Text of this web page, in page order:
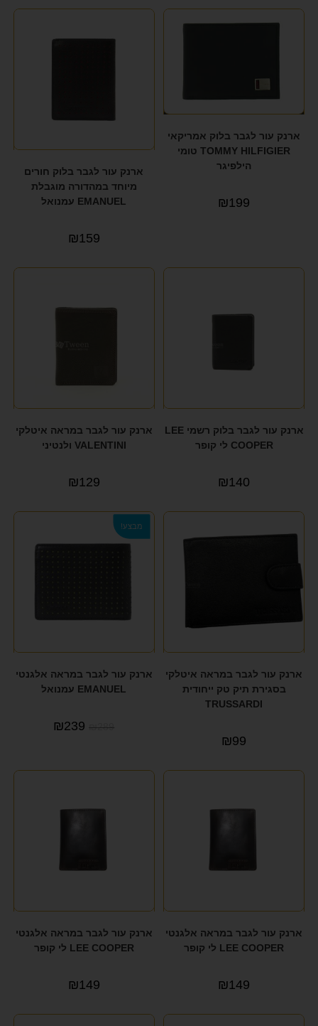
ארנק עור לגבר בלוק אמריקאי
TOMMY HILFIGIER טומי
הילפיגר
₪199
ארנק עור לגבר בלוק חורים
מיוחד במהדורה מוגבלת
EMANUEL עמנואל
₪159
ארנק עור לגבר בלוק רשמי LEE
COOPER לי קופר
₪140
ארנק עור לגבר במראה איטלקי
VALENTINI ולנטיני
₪129
ארנק עור לגבר במראה איטלקי
בסגירת תיק טק ייחודית
TRUSSARDI
₪99
מבצע!
ארנק עור לגבר במראה אלגנטי
EMANUEL עמנואל
₪289
₪239
ארנק עור לגבר במראה אלגנטי
LEE COOPER לי קופר
₪149
ארנק עור לגבר במראה אלגנטי
LEE COOPER לי קופר
₪149